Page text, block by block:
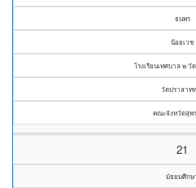
ธนพร
น้อยเวช
โรงเรียนเทศบาล ๒ วั
วัดปราสาท
คณะจังหวัดสุพ
21
มัธยมศึกษ